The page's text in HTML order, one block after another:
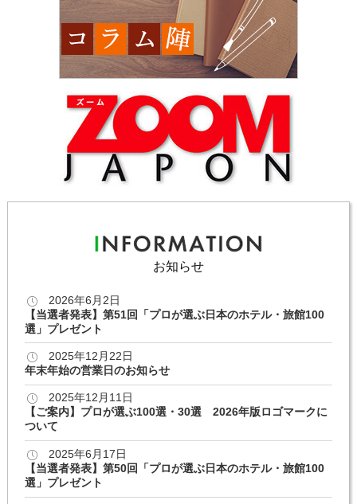
お知らせ
2026年6月2日
【当選者発表】第51回「プロが選ぶ日本のホテル・旅館100
選」プレゼント
2025年12月22日
年末年始の営業日のお知らせ
2025年12月11日
【ご案内】プロが選ぶ100選・30選 2026年版ロゴマークに
ついて
2025年6月17日
【当選者発表】第50回「プロが選ぶ日本のホテル・旅館100
選」プレゼント